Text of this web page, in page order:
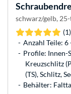
schwarz/gelb,
(1)
Anzahl Teile:
Profile: Innen-
Kreuzschlitz
(TS), Schlitz,
Behälter: